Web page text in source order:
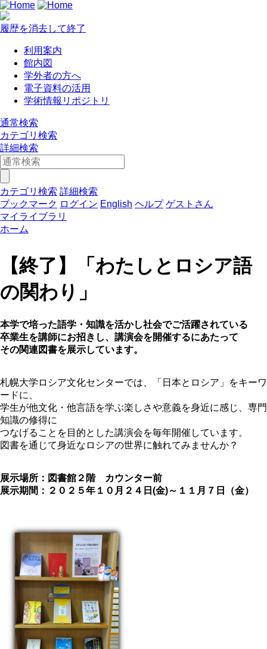
履歴を消去して終了
利用案内
館内図
学外者の方へ
電子資料の活用
学術情報リポジトリ
通常検索
カテゴリ検索
詳細検索
カテゴリ検索 詳細検索
ブックマーク ログイン English ヘルプ ゲストさん
マイライブラリ
ホーム
【終了】「わたしとロシア語
の関わり」
本学で培った語学・知識を活かし社会でご活躍されている
卒業生を講師にお招きし、講演会を開催するにあたって
その関連図書を展示しています。
札幌大学ロシア文化センターでは、「日本とロシア」をキーワ
ードに、
学生が他文化・他言語を学ぶ楽しさや意義を身近に感じ、専門
知識の修得に
つなげることを目的とした講演会を毎年開催しています。
図書を通じて身近なロシアの世界に触れてみませんか？
展示場所：図書館２階 カウンター前
展示期間：２０２５年１０月２４日(金)～１１月７日（金）